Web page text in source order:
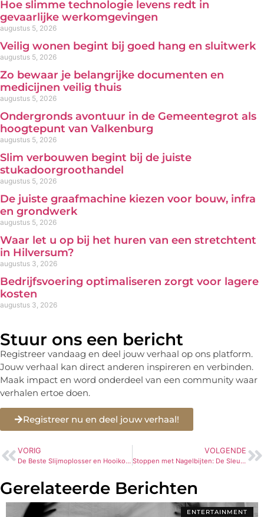
Hoe slimme technologie levens redt in
gevaarlijke werkomgevingen
augustus 5, 2026
Veilig wonen begint bij goed hang en sluitwerk
augustus 5, 2026
Zo bewaar je belangrijke documenten en
medicijnen veilig thuis
augustus 5, 2026
Ondergronds avontuur in de Gemeentegrot als
hoogtepunt van Valkenburg
augustus 5, 2026
Slim verbouwen begint bij de juiste
stukadoorgroothandel
augustus 5, 2026
De juiste graafmachine kiezen voor bouw, infra
en grondwerk
augustus 5, 2026
Waar let u op bij het huren van een stretchtent
in Hilversum?
augustus 3, 2026
Bedrijfsvoering optimaliseren zorgt voor lagere
kosten
augustus 3, 2026
Stuur ons een bericht
Registreer vandaag en deel jouw verhaal op ons platform.
Jouw verhaal kan direct anderen inspireren en verbinden.
Maak impact en word onderdeel van een community waar
verhalen ertoe doen.
Registreer nu en deel jouw verhaal!
VORIG
De Beste Slijmoplosser en Hooikoorts Pillen
VOLGENDE
Stoppen met Nagelbijten: De Sleutel naar Zelfvertrouwen en Gezondere Nagels
Gerelateerde Berichten
ENTERTAINMENT